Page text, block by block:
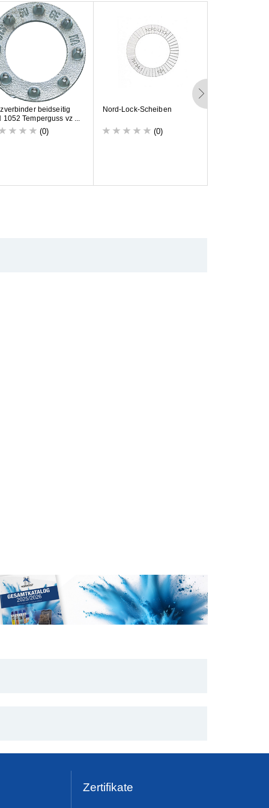
lzverbinder beidseitig
1052 Temperguss vz ...
(0)
Nord-Lock-Scheiben
(0)
Zertifikate